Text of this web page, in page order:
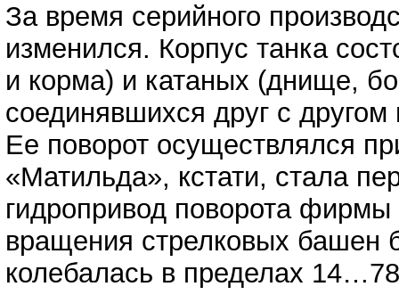
За время серийного
изменился. Корпус танка
и корма) и катаных (днище,
соединявшихся друг с
Ее поворот осуществлялся
«Матильда», кстати, стала
гидропривод поворота
вращения стрелковых башен
колебалась в пределах